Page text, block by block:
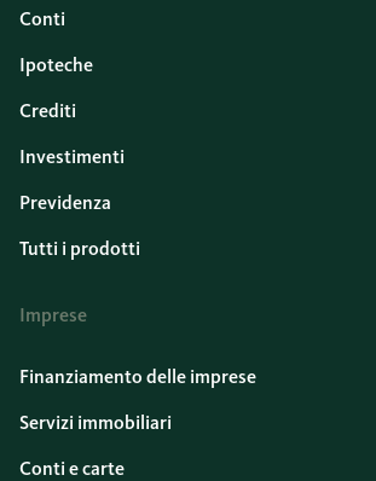
Conti
Ipoteche
Crediti
Investimenti
Previdenza
Tutti i prodotti
Imprese
Finanziamento delle imprese
Servizi immobiliari
Conti e carte